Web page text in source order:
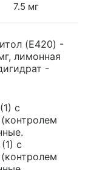
7.5 мг
(E420) -
лимонная
-
с
с